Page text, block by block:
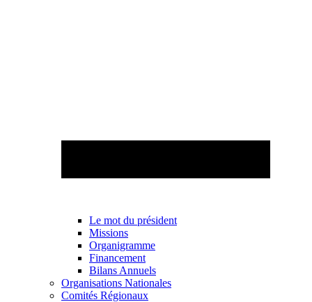
Le mot du président
Missions
Organigramme
Financement
Bilans Annuels
Organisations Nationales
Comités Régionaux